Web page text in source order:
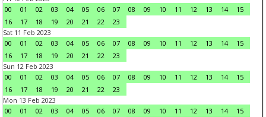
00
01 02 03 04 05 06 07 08 09 10 11 12 13 14
15
16
17 18 19 20 21 22
23
Sat 11 Feb 2023
00
01 02 03 04 05 06 07 08 09 10 11 12 13 14
15
16
17 18 19 20 21 22
23
Sun 12 Feb 2023
00
01 02 03 04 05 06 07 08 09 10 11 12 13 14
15
16
17 18 19 20 21 22
23
Mon 13 Feb 2023
00
01 02 03 04 05 06 07 08 09 10 11 12 13 14
15